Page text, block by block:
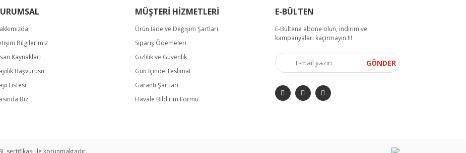
Gönder
Bilgilerimiz
Kaynakları
Başvurusu
Listesi
Biz
MÜŞTERİ HİZMETLERİ
Ürün İade ve Değişim Şartları
Sipariş Ödemeleri
Gizlilik ve Güvenlik
Gün İçinde Teslimat
Garanti Şartları
Havale Bildirim Formu
E-BÜLTEN
E-Bültene abone olun, indirim ve
kampanyaları kaçırmayın.!!!
GÖNDER
sertifikası ile korunmaktadır.